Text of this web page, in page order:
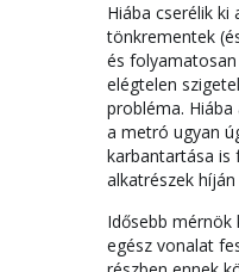
Hiába cserélik ki
tönkrementek
és
elégtelen
probléma.
a metró ugyan
karbantartása is
alkatrészek
Idősebb
egész vonalat